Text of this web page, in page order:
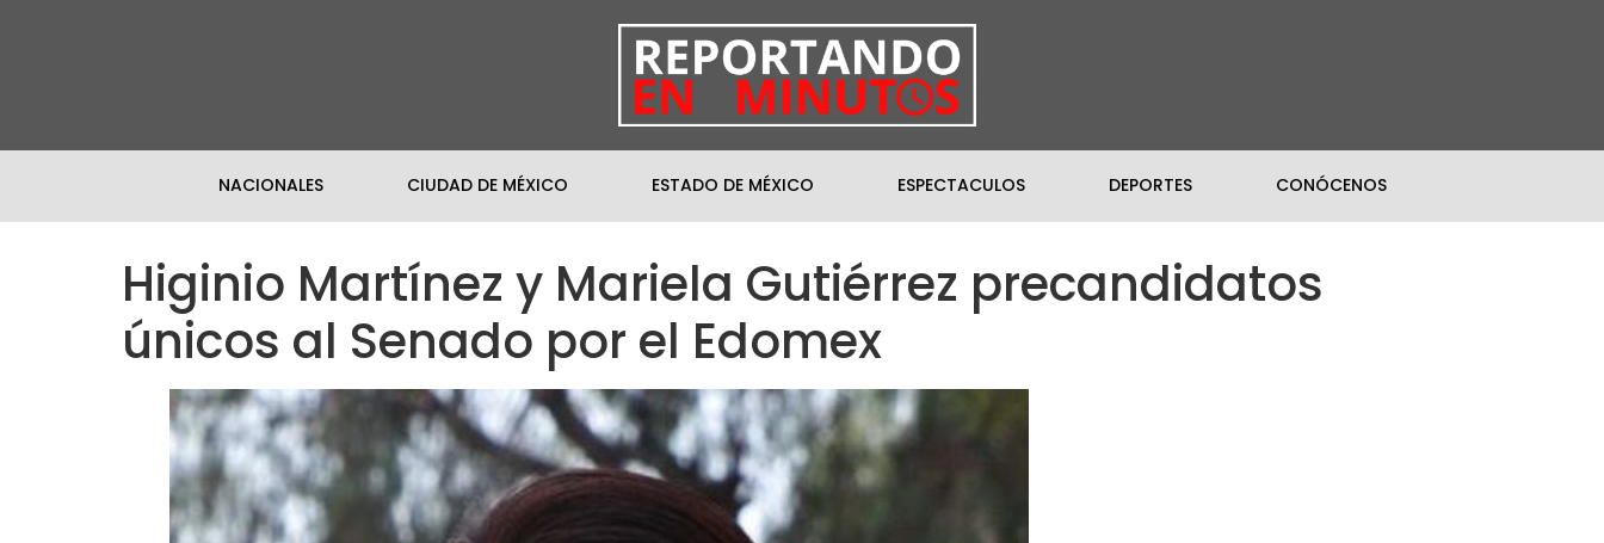
NACIONALES CIUDAD DE MÉXICO ESTADO DE MÉXICO ESPECTACULOS DEPORTES CONÓCENOS
Higinio Martínez y Mariela Gutiérrez precandidatos
únicos al Senado por el Edomex